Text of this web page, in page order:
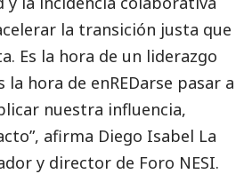
la transición justa que
Es la hora de un liderazgo
hora de enREDarse pasar a
nuestra influencia,
afirma Diego Isabel La
y director de Foro NESI.